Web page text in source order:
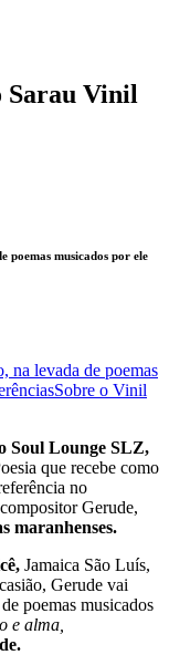
Sarau Vinil
poemas musicados por ele
na levada de poemas
Sobre o Vinil
Soul Lounge SLZ,
que recebe como
no
Gerude,
maranhenses.
Jamaica São Luís,
Gerude vai
poemas musicados
e alma,